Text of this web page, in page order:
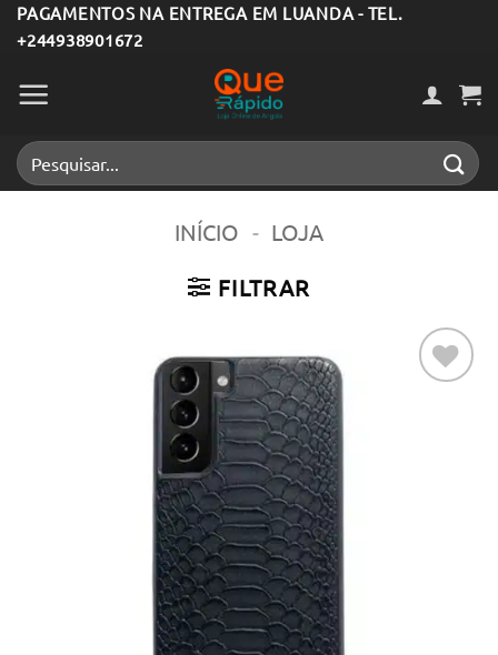
Skip
to
content
PAGAMENTOS NA ENTREGA EM LUANDA - TEL.
+244938901672
Pesquisar
por:
INÍCIO - LOJA
FILTRAR